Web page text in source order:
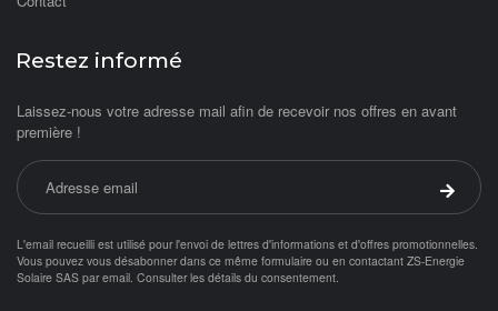
Restez informé
Laissez-nous votre adresse mail afin de recevoir nos offres en avant
première !
Adresse email
Valider
L'email recueilli est utilisé pour l'envoi de lettres d'informations et d'offres promotionnelles.
Vous pouvez vous désabonner dans ce même formulaire ou en contactant ZS-Energie
Solaire SAS paremail Consulter les détails du consentement.